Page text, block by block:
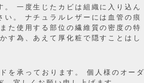
一度生じたカビは組織に入り込ん
い。 ナチュラルレザーには血管の痕
た使用する部位の繊維質の密度の特
す為、あえて厚化粧で隠すことはし
を承っております。 個人様のオーダ